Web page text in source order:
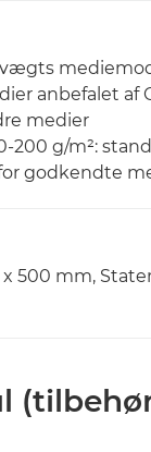
anbefalet af
medier
200 g/m²:
godkendte
500 mm,